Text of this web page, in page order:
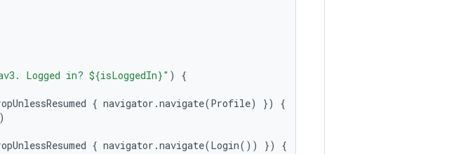
Logged in? ${isLoggedIn}" )
{
{ navigator .navigate(Profile) })
{
)
{ navigator .navigate(Login()) })
{